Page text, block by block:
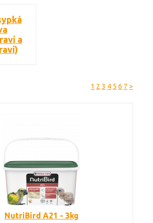
a
1 2 3 4 5 6 7 >
NutriBird A21 - 3kg